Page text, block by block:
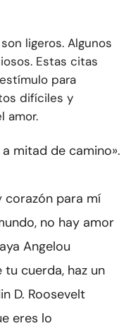
ligeros. Algunos
Estas citas
para
difíciles y
amor.
mitad de camino».
corazón para mí
no hay amor
Angelou
tu cuerda, haz un
D. Roosevelt
eres lo